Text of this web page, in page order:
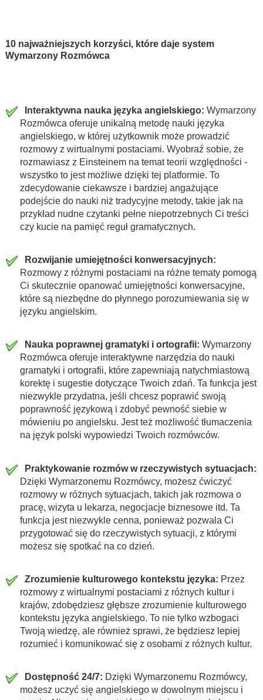
10 najważniejszych korzyści, które daje system
Wymarzony Rozmówca
Interaktywna nauka języka angielskiego: Wymarzony
Rozmówca oferuje unikalną metodę nauki języka
angielskiego, w której użytkownik może prowadzić
rozmowy z wirtualnymi postaciami. Wyobraź sobie, że
rozmawiasz z Einsteinem na temat teorii względności -
wszystko to jest możliwe dzięki tej platformie. To
zdecydowanie ciekawsze i bardziej angażujące
podejście do nauki niż tradycyjne metody, takie jak na
przykład nudne czytanki pełne niepotrzebnych Ci treści
czy kucie na pamięć reguł gramatycznych.
Rozwijanie umiejętności konwersacyjnych:
Rozmowy z różnymi postaciami na różne tematy pomogą
Ci skutecznie opanować umiejętności konwersacyjne,
które są niezbędne do płynnego porozumiewania się w
języku angielskim.
Nauka poprawnej gramatyki i ortografii: Wymarzony
Rozmówca oferuje interaktywne narzędzia do nauki
gramatyki i ortografii, które zapewniają natychmiastową
korektę i sugestie dotyczące Twoich zdań. Ta funkcja jest
niezwykle przydatna, jeśli chcesz poprawić swoją
poprawność językową i zdobyć pewność siebie w
mówieniu po angielsku. Jest też możliwość tłumaczenia
na język polski wypowiedzi Twoich rozmówców.
Praktykowanie rozmów w rzeczywistych sytuacjach:
Dzięki Wymarzonemu Rozmówcy, możesz ćwiczyć
rozmowy w różnych sytuacjach, takich jak rozmowa o
pracę, wizyta u lekarza, negocjacje biznesowe itd. Ta
funkcja jest niezwykle cenna, ponieważ pozwala Ci
przygotować się do rzeczywistych sytuacji, z którymi
możesz się spotkać na co dzień.
Zrozumienie kulturowego kontekstu języka: Przez
rozmowy z wirtualnymi postaciami z różnych kultur i
krajów, zdobędziesz głębsze zrozumienie kulturowego
kontekstu języka angielskiego. To nie tylko wzbogaci
Twoją wiedzę, ale również sprawi, że będziesz lepiej
rozumieć i komunikować się z osobami z różnych kultur.
Dostępność 24/7: Dzięki Wymarzonemu Rozmówcy,
możesz uczyć się angielskiego w dowolnym miejscu i